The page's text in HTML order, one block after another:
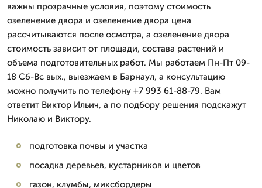
важны прозрачные условия, поэтому стоимость
озеленение двора и озеленение двора цена
рассчитываются после осмотра, а озеленение двора
стоимость зависит от площади, состава растений и
объема подготовительных работ. Мы работаем Пн-Пт 09-
18 Сб-Вс вых., выезжаем в Барнаул, а консультацию
можно получить по телефону +7 993 61-88-79. Вам
ответит Виктор Ильич, а по подбору решения подскажут
Николаю и Виктору.
подготовка почвы и участка
посадка деревьев, кустарников и цветов
газон, клумбы, миксбордеры